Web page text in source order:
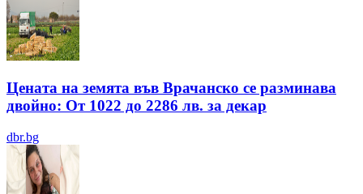
Цената на земята във Врачанско се разминава
двойно: От 1022 до 2286 лв. за декар
dbr.bg